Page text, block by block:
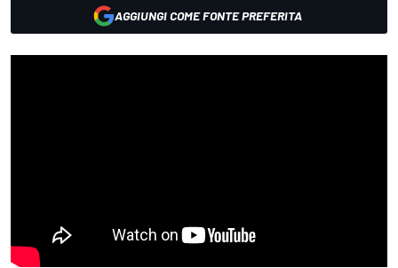
AGGIUNGI COME FONTE PREFERITA